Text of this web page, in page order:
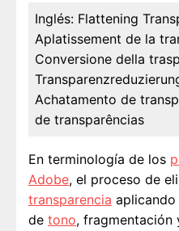
Inglés: Flattening
Aplatissement de la
Conversione della
Achatamento de
de transparências
En terminología de los
Adobe, el proceso de
transparencia
de tono, fragmentación